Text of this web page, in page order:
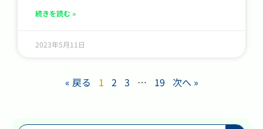
続きを読む »
2023年5月11日
« 戻る 1 2 3 … 19 次へ »